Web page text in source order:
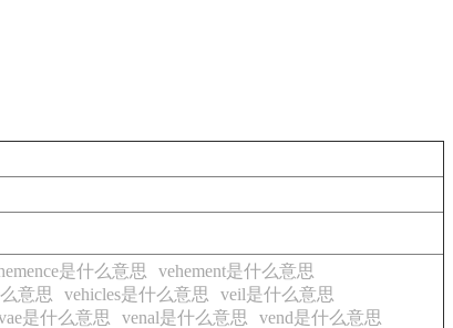
是什么意思
vehement是什么意思
意思 vehicles是什么意思
veil是什么意思
是什么意思 venal是什么意思
vend是什么意思